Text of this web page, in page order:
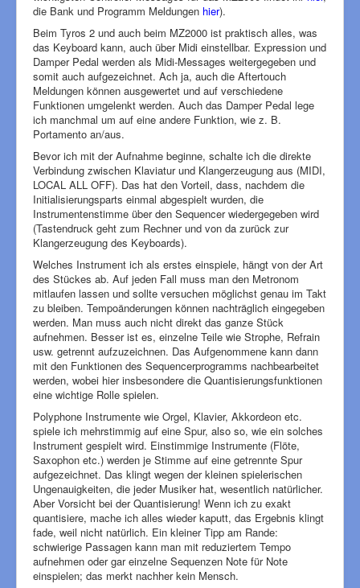
die Bank und Programm Meldungen hier).
Beim Tyros 2 und auch beim MZ2000 ist praktisch alles, was
das Keyboard kann, auch über Midi einstellbar. Expression und
Damper Pedal werden als Midi-Messages weitergegeben und
somit auch aufgezeichnet. Ach ja, auch die Aftertouch
Meldungen können ausgewertet und auf verschiedene
Funktionen umgelenkt werden. Auch das Damper Pedal lege
ich manchmal um auf eine andere Funktion, wie z. B.
Portamento an/aus.
Bevor ich mit der Aufnahme beginne, schalte ich die direkte
Verbindung zwischen Klaviatur und Klangerzeugung aus (MIDI,
LOCAL ALL OFF). Das hat den Vorteil, dass, nachdem die
Initialisierungsparts einmal abgespielt wurden, die
Instrumentenstimme über den Sequencer wiedergegeben wird
(Tastendruck geht zum Rechner und von da zurück zur
Klangerzeugung des Keyboards).
Welches Instrument ich als erstes einspiele, hängt von der Art
des Stückes ab. Auf jeden Fall muss man den Metronom
mitlaufen lassen und sollte versuchen möglichst genau im Takt
zu bleiben. Tempoänderungen können nachträglich eingegeben
werden. Man muss auch nicht direkt das ganze Stück
aufnehmen. Besser ist es, einzelne Teile wie Strophe, Refrain
usw. getrennt aufzuzeichnen. Das Aufgenommene kann dann
mit den Funktionen des Sequencerprogramms nachbearbeitet
werden, wobei hier insbesondere die Quantisierungsfunktionen
eine wichtige Rolle spielen.
Polyphone Instrumente wie Orgel, Klavier, Akkordeon etc.
spiele ich mehrstimmig auf eine Spur, also so, wie ein solches
Instrument gespielt wird. Einstimmige Instrumente (Flöte,
Saxophon etc.) werden je Stimme auf eine getrennte Spur
aufgezeichnet. Das klingt wegen der kleinen spielerischen
Ungenauigkeiten, die jeder Musiker hat, wesentlich natürlicher.
Aber Vorsicht bei der Quantisierung! Wenn ich zu exakt
quantisiere, mache ich alles wieder kaputt, das Ergebnis klingt
fade, weil nicht natürlich. Ein kleiner Tipp am Rande:
schwierige Passagen kann man mit reduziertem Tempo
aufnehmen oder gar einzelne Sequenzen Note für Note
einspielen; das merkt nachher kein Mensch.